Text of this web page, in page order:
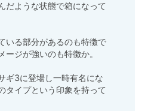
だような状態で箱になって
いる部分があるのも特徴で
ジが強いのも特徴か。
ギ3に登場し一時有名にな
タイプという印象を持って